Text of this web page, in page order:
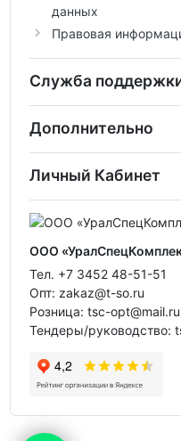
данных
Правовая
Служба
Дополнительно
Личный Кабинет
ООО
Тел. +7 3452 48-51-51
Опт: zakaz@t-so.ru
Розница: tsc-opt@mail.ru
Тендеры/руководство: